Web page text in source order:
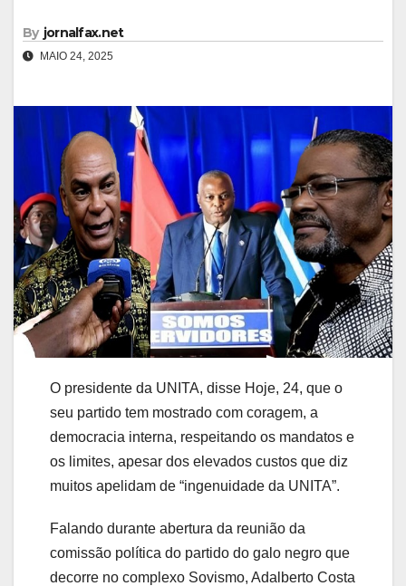
By jornalfax.net
MAIO 24, 2025
O presidente da UNITA, disse Hoje, 24, que o
seu partido tem mostrado com coragem, a
democracia interna, respeitando os mandatos e
os limites, apesar dos elevados custos que diz
muitos apelidam de “ingenuidade da UNITA”.
Falando durante abertura da reunião da
comissão política do partido do galo negro que
decorre no complexo Sovismo, Adalberto Costa